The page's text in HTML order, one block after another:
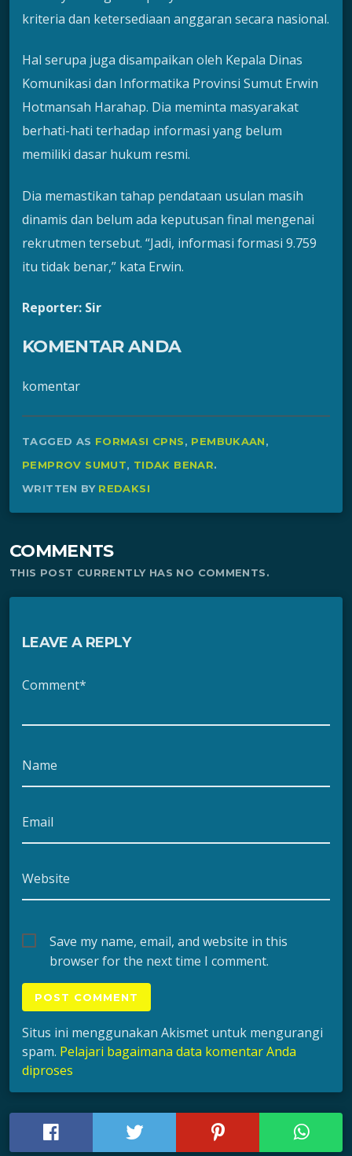
kriteria dan ketersediaan anggaran secara nasional.
Hal serupa juga disampaikan oleh Kepala Dinas
Komunikasi dan Informatika Provinsi Sumut Erwin
Hotmansah Harahap. Dia meminta masyarakat
berhati-hati terhadap informasi yang belum
memiliki dasar hukum resmi.
Dia memastikan tahap pendataan usulan masih
dinamis dan belum ada keputusan final mengenai
rekrutmen tersebut. “Jadi, informasi formasi 9.759
itu tidak benar,” kata Erwin.
Reporter: Sir
KOMENTAR ANDA
komentar
TAGGED AS FORMASI CPNS, PEMBUKAAN,
PEMPROV SUMUT, TIDAK BENAR.
WRITTEN BY REDAKSI
COMMENTS
THIS POST CURRENTLY HAS NO COMMENTS.
LEAVE A REPLY
Comment*
Name
Email
Website
Save my name, email, and website in this
browser for the next time I comment.
Situs ini menggunakan Akismet untuk mengurangi
spam. Pelajari bagaimana data komentar Anda
diproses